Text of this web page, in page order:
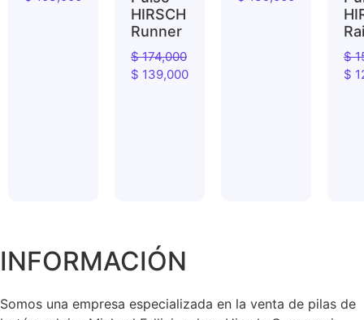
HIRSCH
Runner
$174,000
$ 139,000
$
$
INFORMACIÓN
Somos una empresa especializada en la venta de pilas de